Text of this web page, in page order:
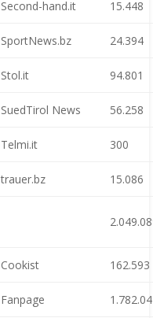
Second-hand.it 15.448
SportNews.bz 24.394
Stol.it 94.801
SuedTirol News 56.258
Telmi.it 300
trauer.bz 15.086
Cookist 162.593
Fanpage